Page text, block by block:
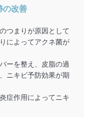
の改善
つまりが原因として
によってアクネ菌が
ーを整え、皮脂の過
ニキビ予防効果が期
症作用によってニキ